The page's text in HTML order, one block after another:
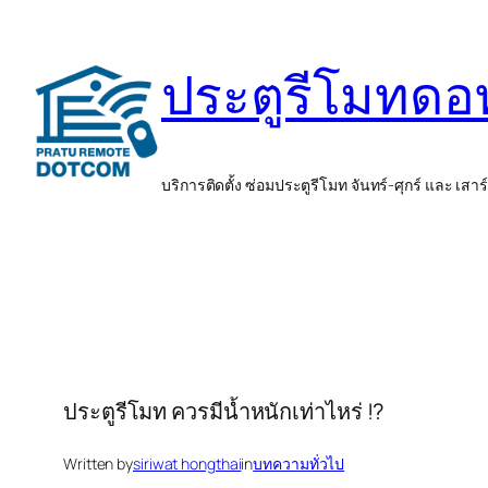
เนื้อหา
ประตูรีโมทด
บริการติดตั้ง ซ่อมประตูรีโมท จันทร์-ศุกร์ และ เสาร์
ประตูรีโมท ควรมีน้ำหนักเท่าไหร่ !?
Written bysiriwat hongthaiinบทความทั่วไป